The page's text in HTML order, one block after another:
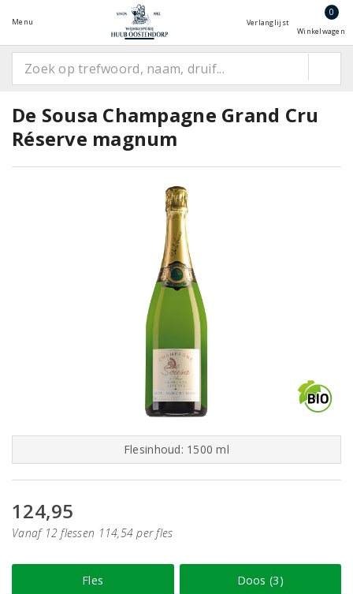
Menu Verlanglijst
0
Winkelwagen
De Sousa Champagne Grand Cru
Réserve magnum
Flesinhoud: 1500 ml
124,95
Vanaf 12 flessen 114,54 per fles
Fles Doos (3)